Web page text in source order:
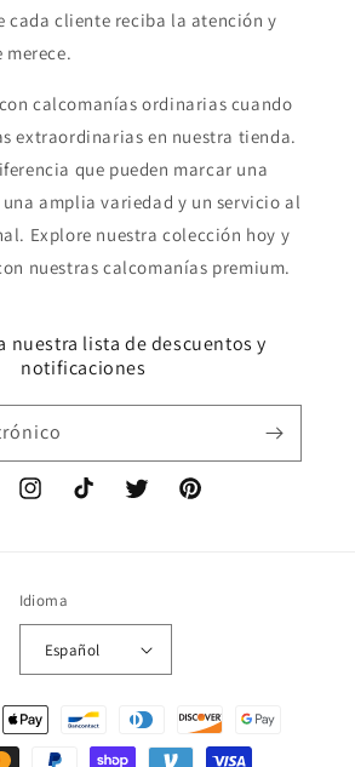
cada cliente reciba la atención y
merece.
calcomanías ordinarias cuando
extraordinarias en nuestra tienda.
que pueden marcar una
amplia variedad y un servicio al
Explore nuestra colección hoy y
nuestras calcomanías premium.
nuestra lista de descuentos y
notificaciones
InstagramTikTok Twitter Pinterest
Idioma
Español